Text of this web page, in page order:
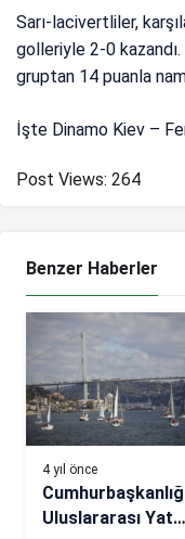
Sarı-lacivertliler,
golleriyle 2-0
gruptan 14 puanla
İşte Dinamo Kiev –
Post Views: 264
Benzer Haberler
4 yıl önce
Uluslararası Yat